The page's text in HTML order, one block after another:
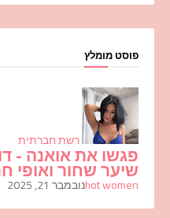
פוסט מומלץ
רשת חברתית
פגשו את אואנה -
שיער שחור ואופי
hot womenנובמבר 21, 2025